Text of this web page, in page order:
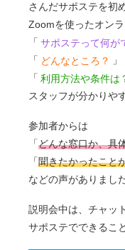
さんだサポステを初
Zoomを使ったオン
「 サポステって何が
「 どんなところ？
」
「 利用方法や条件は
スタッフが分かりや
参加者からは
「どんな窓口か、具
「聞きたかったこと
などの声がありました
説明会中は、チャッ
サポステでできるこ